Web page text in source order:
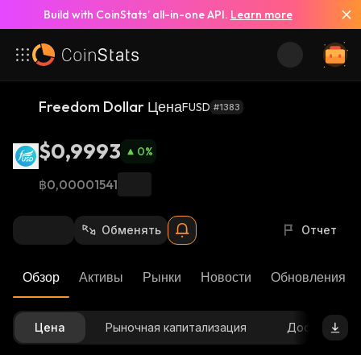
Build with CoinStats’ all-in-one API. Learn more
Freedom Dollar ЦенаFUSD #1383
$0,9993 0%
฿0,00001541
Обменять Отчет
Обзор Активы Рынки Новости Обновления
Цена Рыночная капитализация Доступное